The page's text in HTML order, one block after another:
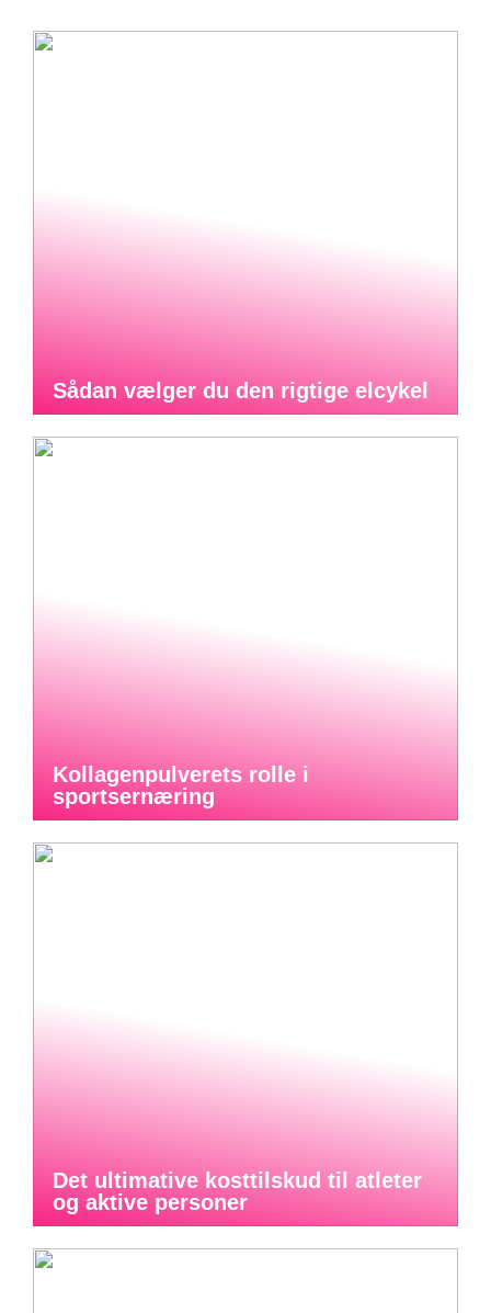
Sådan vælger du den rigtige elcykel
Kollagenpulverets rolle i
sportsernæring
Det ultimative kosttilskud til atleter
og aktive personer